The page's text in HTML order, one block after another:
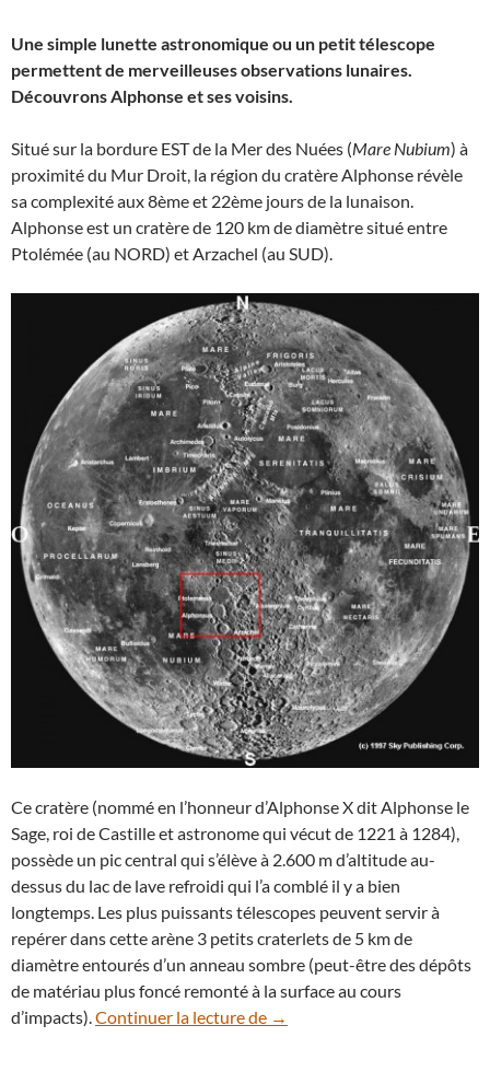
Une simple lunette astronomique ou un petit télescope
permettent de merveilleuses observations lunaires.
Découvrons Alphonse et ses voisins.
Situé sur la bordure EST de la Mer des Nuées (Mare Nubium) à
proximité du Mur Droit, la région du cratère Alphonse révèle
sa complexité aux 8ème et 22ème jours de la lunaison.
Alphonse est un cratère de 120 km de diamètre situé entre
Ptolémée (au NORD) et Arzachel (au SUD).
Ce cratère (nommé en l’honneur d’Alphonse X dit Alphonse le
Sage, roi de Castille et astronome qui vécut de 1221 à 1284),
possède un pic central qui s’élève à 2.600 m d’altitude au-
dessus du lac de lave refroidi qui l’a comblé il y a bien
longtemps. Les plus puissants télescopes peuvent servir à
repérer dans cette arène 3 petits craterlets de 5 km de
diamètre entourés d’un anneau sombre (peut-être des dépôts
de matériau plus foncé remonté à la surface au cours
d’impacts). Continuer la lecture de Paysages lunaires à
→